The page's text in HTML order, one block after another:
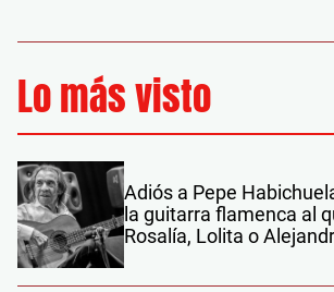
Lo más visto
Adiós a Pepe
la guitarra flamenca al
Rosalía, Lolita o